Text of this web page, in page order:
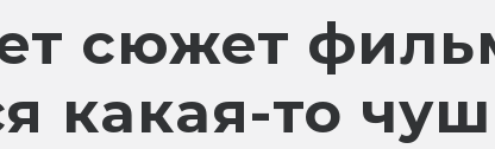
сюжет
какая-то